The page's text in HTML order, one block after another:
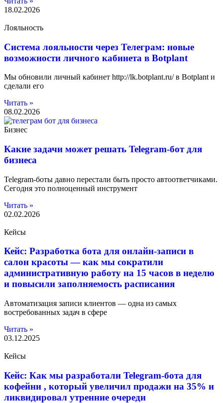
18.02.2026
Лояльность
Система лояльности через Телеграм: новые
возможности личного кабинета в Botplant
Мы обновили личный кабинет http://lk.botplant.ru/ в Botplant и
сделали его
Читать »
08.02.2026
Бизнес
Какие задачи может решать Telegram-бот для
бизнеса
Telegram-боты давно перестали быть просто автоответчиками.
Сегодня это полноценный инструмент
Читать »
02.02.2026
Кейсы
Кейс: Разработка бота для онлайн-записи в
салон красоты — как мы сократили
административную работу на 15 часов в неделю
и повысили заполняемость расписания
Автоматизация записи клиентов — одна из самых
востребованных задач в сфере
Читать »
03.12.2025
Кейсы
Кейс: Как мы разработали Telegram-бота для
кофейни , который увеличил продажи на 35% и
ликвидировал утренние очереди